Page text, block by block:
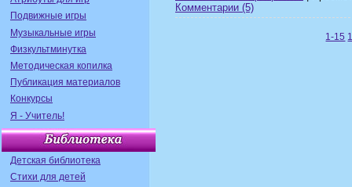
Подвижные игры
Музыкальные игры
Физкультминутка
Методическая копилка
Публикация материалов
Конкурсы
Я - Учитель!
Детская библиотека
Стихи для детей
Комментарии (5)
1-15